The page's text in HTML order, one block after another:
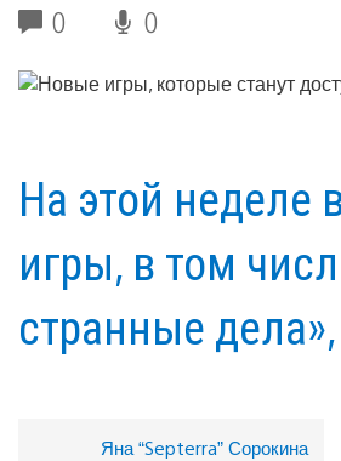
0 0
На этой неделе
игры, в том
странные
Яна “Septerra” Сорокина